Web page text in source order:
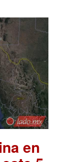
en